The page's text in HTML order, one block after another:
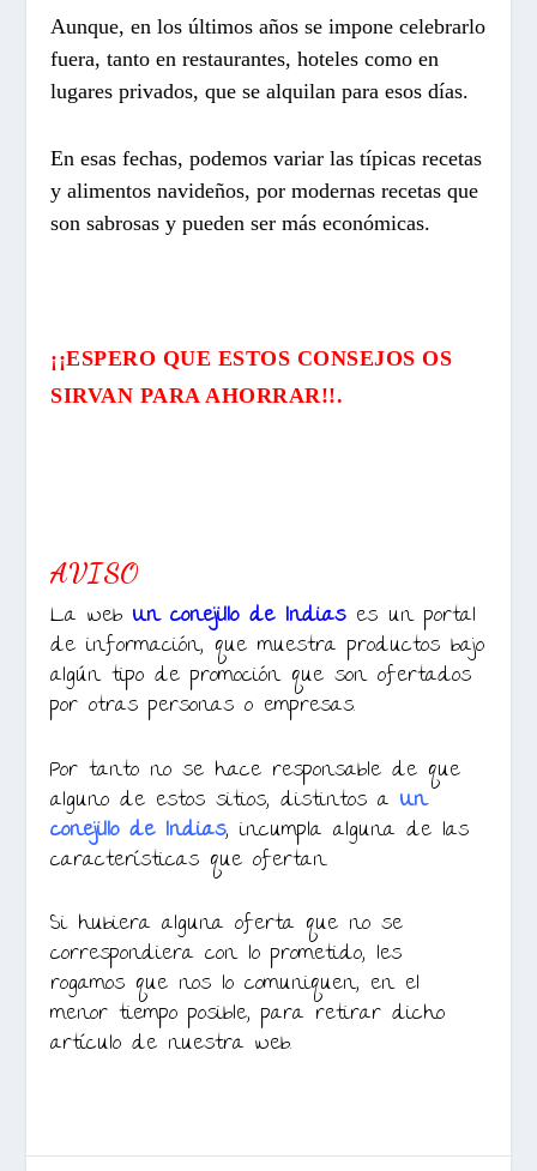
Aunque, en los últimos años se impone celebrarlo
fuera, tanto en restaurantes, hoteles como en
lugares privados, que se alquilan para esos días.
En esas fechas, podemos variar las típicas recetas
y alimentos navideños, por modernas recetas que
son sabrosas y pueden ser más económicas.
¡¡ESPERO QUE ESTOS CONSEJOS OS
SIRVAN PARA AHORRAR!!.
AVISO
La webUn conejillo de Indias es un portal
de información, que muestra productos bajo
algún tipo de promoción que son ofertados
por otras personas o empresas.
Por tanto no se hace responsable de que
alguno de estos sitios, distintos aUn
conejillo de Indias, incumpla alguna de las
características que ofertan.
Si hubiera alguna oferta que no se
correspondiera con lo prometido, les
rogamos que nos lo comuniquen, en el
menor tiempo posible, para retirar dicho
artículo de nuestra web.